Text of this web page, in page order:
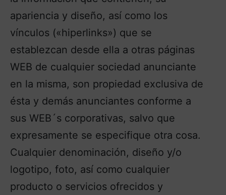
apariencia y diseño, así como los
vínculos («hiperlinks») que se
establezcan desde ella a otras páginas
WEB de cualquier sociedad anunciante
en la misma, son propiedad exclusiva de
ésta y demás anunciantes conforme a
sus WEB´s corporativas, salvo que
expresamente se especifique otra cosa.
Cualquier denominación, diseño y/o
logotipo, foto, así como cualquier
producto o servicios ofrecidos y